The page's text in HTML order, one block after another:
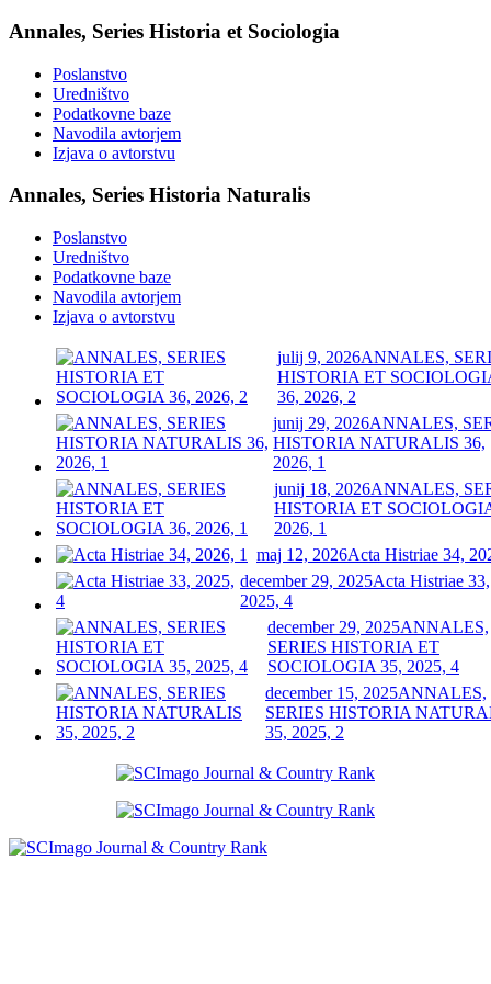
Annales, Series Historia et Sociologia
Poslanstvo
Uredništvo
Podatkovne baze
Navodila avtorjem
Izjava o avtorstvu
Annales, Series Historia Naturalis
Poslanstvo
Uredništvo
Podatkovne baze
Navodila avtorjem
Izjava o avtorstvu
julij 9, 2026ANNALES,
HISTORIA ET
36, 2026, 2
junij 29, 2026ANNALES,
HISTORIA NATURALIS 36,
2026, 1
junij 18, 2026ANNALES,
HISTORIA ET
2026, 1
maj 12, 2026Acta Histriae 34,
december 29, 2025Acta Histriae 33,
2025, 4
december 29, 2025ANNALES,
SERIES HISTORIA ET
SOCIOLOGIA 35, 2025, 4
december 15, 2025ANNALES,
SERIES HISTORIA
35, 2025, 2